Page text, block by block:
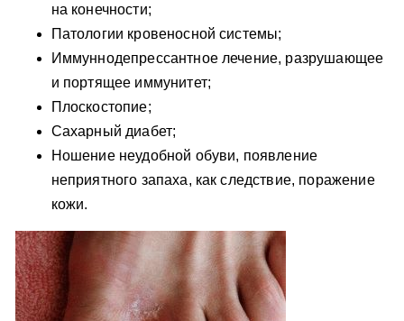
на конечности;
Патологии кровеносной системы;
Иммуннодепрессантное лечение, разрушающее
и портящее иммунитет;
Плоскостопие;
Сахарный диабет;
Ношение неудобной обуви, появление
неприятного запаха, как следствие, поражение
кожи.